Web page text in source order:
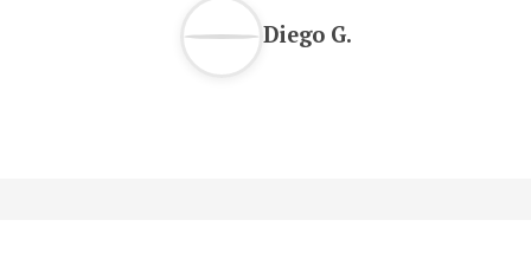
Diego G.